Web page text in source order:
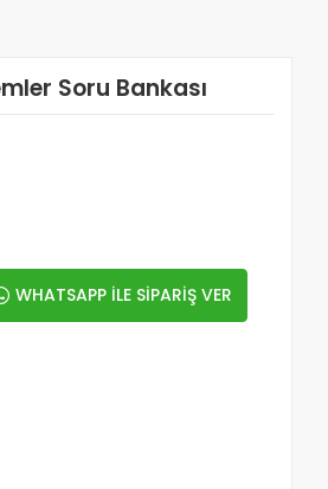
Soru Bankası
WHATSAPP İLE SİPARİŞ VER